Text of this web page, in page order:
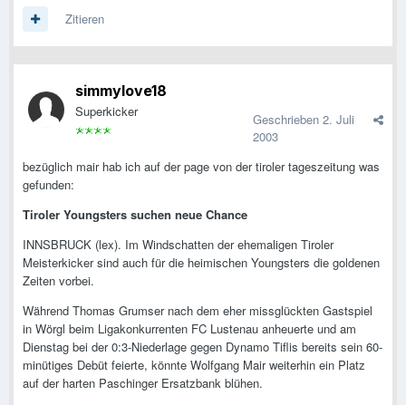
Zitieren
simmylove18
Superkicker Geschrieben 2. Juli
2003
bezüglich mair hab ich auf der page von der tiroler tageszeitung was
gefunden:
Tiroler Youngsters suchen neue Chance
INNSBRUCK (lex). Im Windschatten der ehemaligen Tiroler
Meisterkicker sind auch für die heimischen Youngsters die goldenen
Zeiten vorbei.
Während Thomas Grumser nach dem eher missglückten Gastspiel
in Wörgl beim Ligakonkurrenten FC Lustenau anheuerte und am
Dienstag bei der 0:3-Niederlage gegen Dynamo Tiflis bereits sein 60-
minütiges Debüt feierte, könnte Wolfgang Mair weiterhin ein Platz
auf der harten Paschinger Ersatzbank blühen.